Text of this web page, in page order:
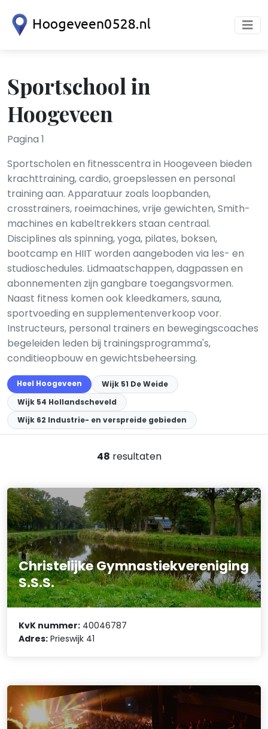
Sportschool in
Hoogeveen
Pagina 1
Sportscholen en fitnesscentra in Hoogeveen bieden
krachttraining, cardio, groepslessen en personal
training aan. Apparatuur zoals loopbanden,
crosstrainers, roeimachines, vrije gewichten, Smith-
machines en kabeltrekkers staan centraal.
Disciplines als spinning, yoga, pilates, boksen,
bootcamp en HIIT worden aangeboden via les- en
studioschedules. Lidmaatschappen, dagpassen en
abonnementen zijn gangbare toegangsvormen.
Naast fitness komen ook kleedkamers, sauna,
sportvoeding en supplementenverkoop voor.
Instructeurs, personal trainers en bewegingscoaches
begeleiden leden bij trainingsprogramma's,
conditieopbouw en gewichtsbeheersing.
Heel Hoogeveen
Wijk 51 De Weide
Wijk 54 Hollandscheveld
Wijk 62 Industrie- en verspreide gebieden
48 resultaten
Christelijke Gymnastiekvereniging
S.S.S.
KvK nummer: 40046787
Adres: Prieswijk 41